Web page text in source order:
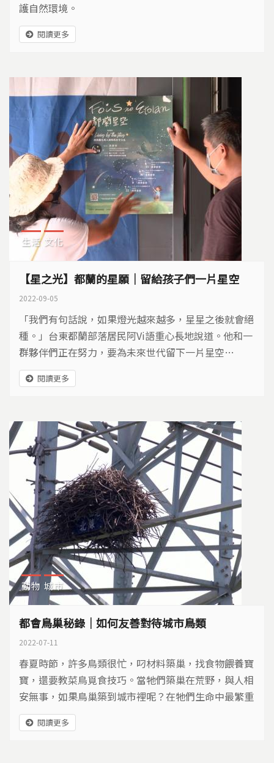
護自然環境。
閱讀更多
生活 文化
【星之光】都蘭的星願｜留給孩子們一片星空
2022-09-05
「我們有句話說，如果燈光越來越多，星星之後就會絕
種。」台東都蘭部落居民阿Vi語重心長地說道。他和一
群夥伴們正在努力，要為未來世代留下一片星空…
閱讀更多
動物 城市
都會鳥巢秘錄｜如何友善對待城市鳥類
2022-07-11
春夏時節，許多鳥類很忙，叼材料築巢，找食物餵養寶
寶，還要教菜鳥覓食技巧。當牠們築巢在荒野，與人相
安無事，如果鳥巢築到城市裡呢？在牠們生命中最繁重
的育幼階段，人們該如何面對這些同住在都市裡的鳥
類？閱讀更多